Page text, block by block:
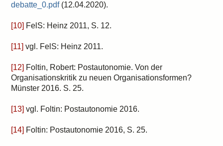
debatte_0.pdf(12.04.2020).
[10] FelS: Heinz 2011, S. 12.
[11] vgl. FelS: Heinz 2011.
[12] Foltin, Robert: Postautonomie. Von der
Organisationskritik zu neuen Organisationsformen?
Münster 2016. S. 25.
[13] vgl. Foltin: Postautonomie 2016.
[14] Foltin: Postautonomie 2016, S. 25.